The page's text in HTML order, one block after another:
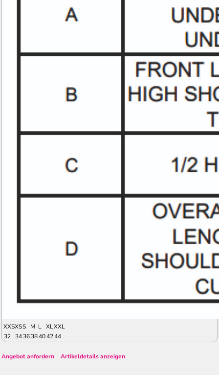
XXSXSS M L XLXXL
32 343638404244
Angebot anfordern Artikeldetails anzeigen